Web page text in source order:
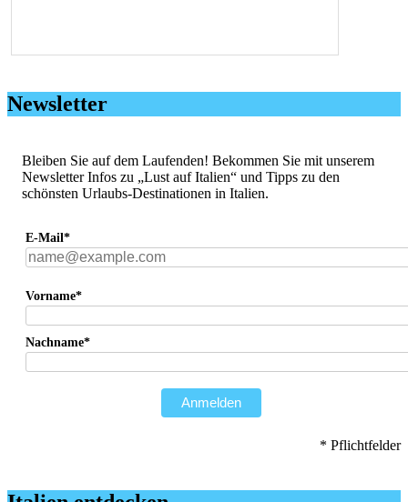
Newsletter
Bleiben Sie auf dem Laufenden! Bekommen Sie mit unserem
Newsletter Infos zu „Lust auf Italien“ und Tipps zu den
schönsten Urlaubs-Destinationen in Italien.
E-Mail*
Vorname*
Nachname*
Anmelden
* Pflichtfelder